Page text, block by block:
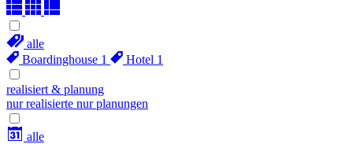
alle
Boardinghouse 1 Hotel 1
realisiert & planung
nur realisierte nur planungen
alle